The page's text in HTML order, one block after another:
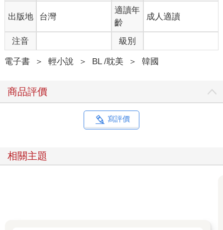
「對不起。」
簡短地道歉後，吉斯卡爾靜靜地注視著我。
「這句話能讓你滿意嗎？」
「算了，你本來就不需要道歉。」
我一臉不耐煩地揮了揮手。
實是某個王族的轉世，那我大概也得向他道歉。」
我不禁輕笑出聲，然後繼續說：「我曾經在數百人面前試圖殺死
埃爾．帕謝的皇帝。現在回想起來，真不知道我當時是怎麼想
的，居然做出那種荒唐的事。以你的能力，應該也無法完全掩蓋
「所以你能理解朕這段時間對你做的一切？」
我更用力抓緊他的衣領。吉斯卡爾面無表情地保持沉默，過了很
出版地 台灣
適讀年
齡
成人適讀
注音 級別
電子書 ＞ 輕小說 ＞ BL /耽美 ＞ 韓國
商品評價
寫評價
相關主題